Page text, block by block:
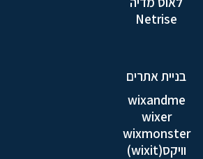
Netrise
בניית אתרים
wixandme
wixer
wixmonster
וויקס(wixit)